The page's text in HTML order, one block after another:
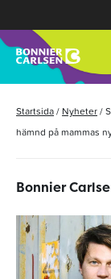
Startsida/ Nyheter/
hämnd på mammas
Bonnier